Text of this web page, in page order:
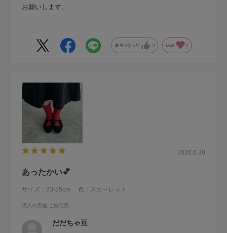
お願いします。
参考になった 0 Like! 0
2026.6.30
あったかい💕
サイズ：23-25cm 色：スカーレット
購入の用途:ご自宅用
だだちゃ豆